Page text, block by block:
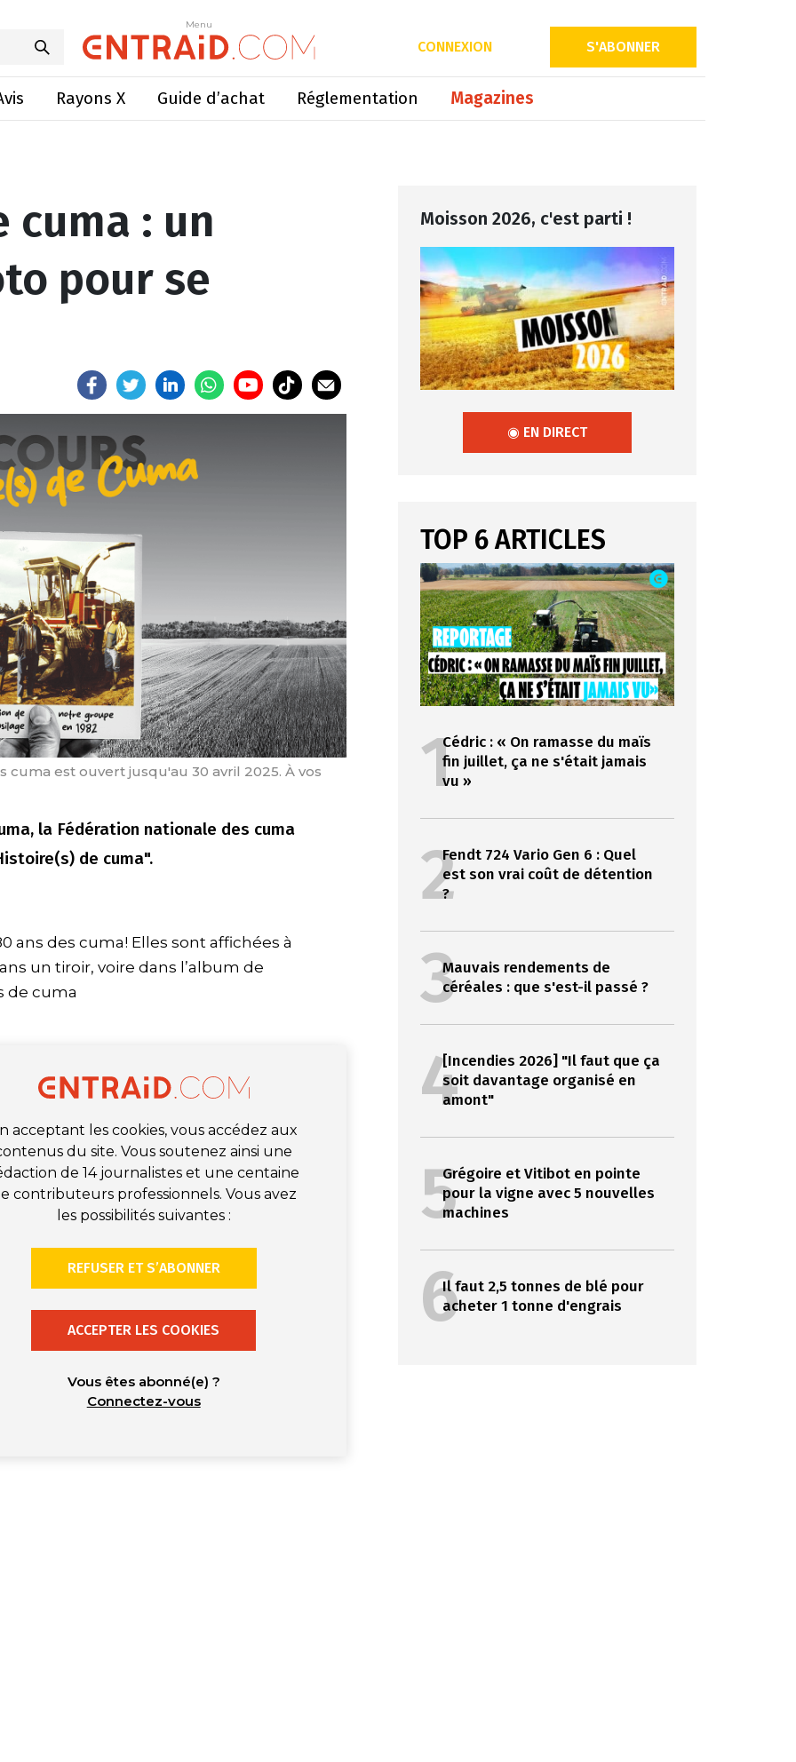
Menu
CONNEXION S'ABONNER
Rayons X Guide d’achat Réglementation Magazines
Menu
concours photo pour se raconter
cuma : un
pour se
est ouvert jusqu'au 30 avril 2025. À vos
la Fédération nationale des cuma
de cuma".
ans des cuma! Elles sont affichées à
un tiroir, voire dans l’album de
de cuma
acceptant les cookies, vous accédez aux
du site. Vous soutenez ainsi une
de 14 journalistes et une centaine
contributeurs professionnels. Vous avez
les possibilités suivantes :
REFUSER ET S’ABONNER
ACCEPTER LES COOKIES
Vous êtes abonné(e) ?
Connectez-vous
Moisson 2026, c'est parti !
◉ EN DIRECT
TOP 6 ARTICLES
1Cédric : « On ramasse du maïs
fin juillet, ça ne s'était jamais
vu »
2Fendt 724 Vario Gen 6 : Quel
est son vrai coût de détention
?
3Mauvais rendements de
céréales : que s'est-il passé ?
4[Incendies 2026] "Il faut que ça
soit davantage organisé en
amont"
5Grégoire et Vitibot en pointe
pour la vigne avec 5 nouvelles
machines
6Il faut 2,5 tonnes de blé pour
acheter 1 tonne d'engrais